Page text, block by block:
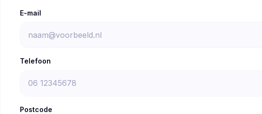
E-mail
Telefoon
Postcode